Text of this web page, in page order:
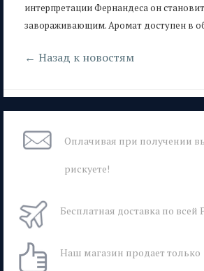
интерпретации Фернандеса он
завораживающим. Аромат доступен в
← Назад к новостям
Оплачивая при получении
рискуете!
Бесплатная доставка по всей
Наш магазин продает только